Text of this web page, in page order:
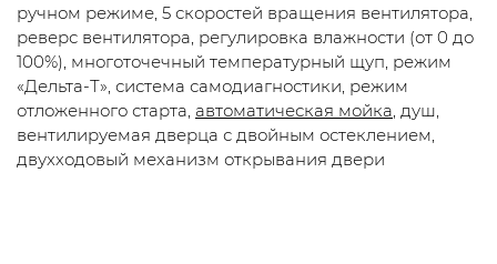
ручном режиме, 5 скоростей вращения вентилятора,
реверс вентилятора, регулировка влажности (от 0 до
100%), многоточечный температурный щуп, режим
«Дельта-Т», система самодиагностики, режим
отложенного старта, автоматическая мойка , душ,
вентилируемая дверца с двойным остеклением,
двухходовый механизм открывания двери